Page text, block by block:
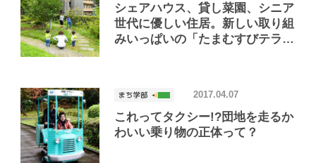
シェアハウス、貸し菜園、シニア
世代に優しい住居。新しい取り組
みいっぱいの「たまむすびテラ
これってタクシー!?団地を走るか
わいい乗り物の正体って？
2017.04.07